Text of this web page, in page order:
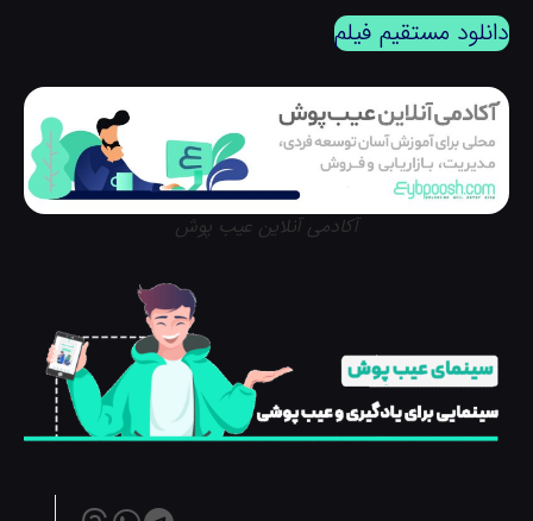
مستقیم فیلم
آکادمی آنلاین عیب پوش